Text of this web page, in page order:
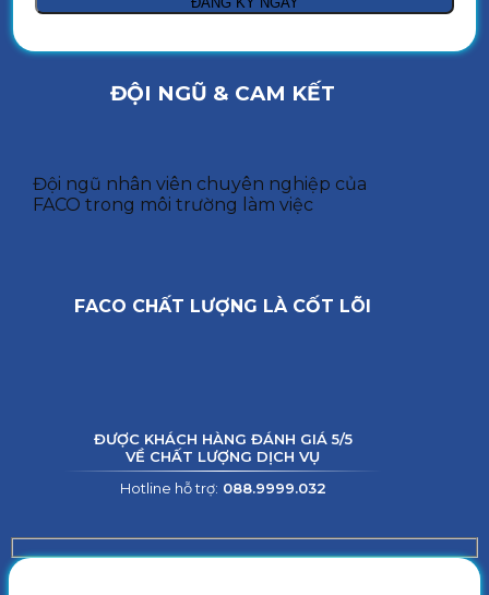
ĐỘI NGŨ & CAM KẾT
Đội ngũ nhân viên chuyên nghiệp của
FACO trong môi trường làm việc
FACO CHẤT LƯỢNG LÀ CỐT LÕI
ĐƯỢC KHÁCH HÀNG ĐÁNH GIÁ 5/5
VỀ CHẤT LƯỢNG DỊCH VỤ
Hotline hỗ trợ: 088.9999.032